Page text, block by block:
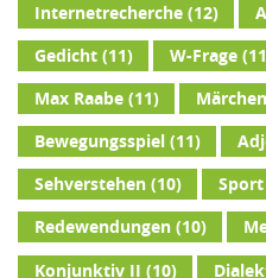
Internetrecherche(12)
Gedicht(11) W-Frage
Max Raabe(11) Märchen
Bewegungsspiel(11)
Sehverstehen(10) Sport
Redewendungen(10)
Konjunktiv II (10)